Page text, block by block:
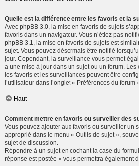
Quelle est la différence entre les favoris et la
Avec phpBB 3.0, la mise en favoris de sujets
favoris dans un navigateur. Vous n’étiez pas
phpBB 3.1, la mise en favoris de sujets est
sujet. Vous pouvez désormais être notifié
jour. Cependant, la surveillance vous permet
a une mise à jour dans un sujet ou un forum.
les favoris et les surveillances peuvent être
l’utilisateur dans l’onglet « Préférences du forum ».
Haut
Comment mettre en favoris ou surveiller des
Vous pouvez ajouter aux favoris ou surveiller un
approprié dans le menu « Outils de sujet »,
sujet de discussion.
Répondre à un sujet en cochant la case du
réponse est postée » vous permettra également